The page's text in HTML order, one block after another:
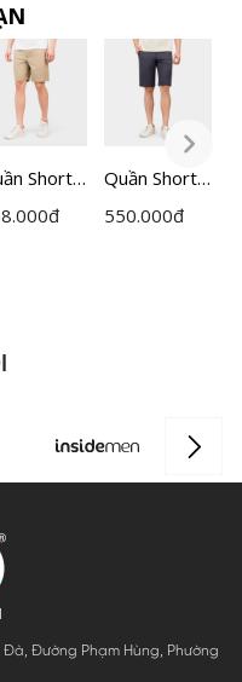
Short
đ
Quần Short
Nam
550.000đ
Đà, Đường Phạm Hùng, Phường